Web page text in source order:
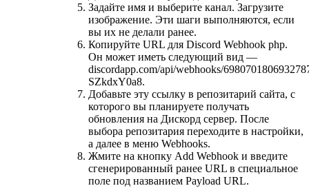
Задайте имя и выберите канал. Загрузите
изображение. Эти шаги выполняются, если
вы их не делали ранее.
Копируйте URL для Discord Webhook php.
Он может иметь следующий вид —
discordapp.com/api/webhooks/
SZkdxY0a8.
Добавьте эту ссылку в репозитарий сайта, с
которого вы планируете получать
обновления на Дискорд сервер. После
выбора репозитария переходите в настройки,
а далее в меню Webhooks.
Жмите на кнопку Add Webhook и введите
сгенерированный ранее URL в специальное
поле под названием Payload URL.